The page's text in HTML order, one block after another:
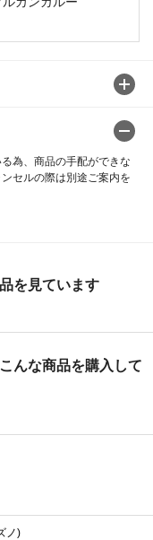
為、商品の手配ができな
セルの際は別途ご案内を
を見ています
んな商品を購入して
ノ)